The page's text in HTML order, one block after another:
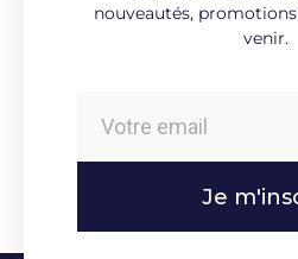
nouveautés,
venir.
Je